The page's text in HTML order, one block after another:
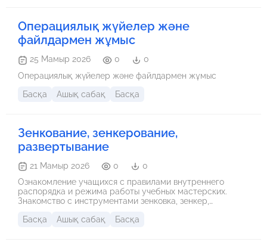
Операциялық жүйелер және
файлдармен жұмыс
25 Мамыр 2026 0
0
Операциялық жүйелер және файлдармен жұмыс
Басқа
Ашық сабақ Басқа
Зенкование, зенкерование,
развертывание
21 Мамыр 2026 0
0
Ознакомление учащихся с правилами внутреннего
распорядка и режима работы учебных мастерских.
Знакомство с инструментами зенковка, зенкер,
Басқа
Ашық сабақ Басқа